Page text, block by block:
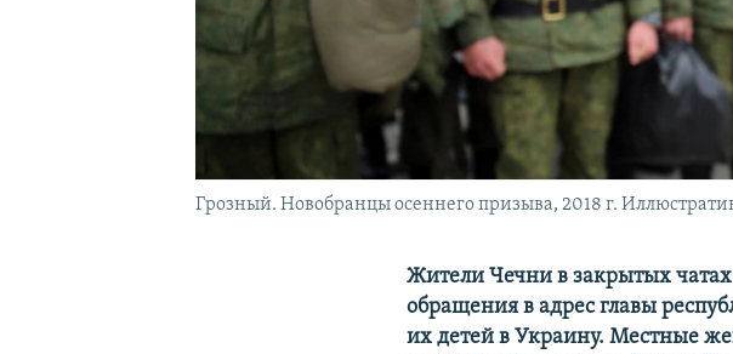
Грозный. Новобранцы осеннего призыва, 2018 г.
Жители Чечни в закрытых
обращения в адрес главы
их детей в Украину. Местные